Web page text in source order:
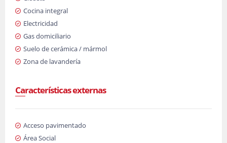
Cocina integral
Electricidad
Gas domiciliario
Suelo de cerámica / mármol
Zona de lavandería
Características externas
Acceso pavimentado
Área Social